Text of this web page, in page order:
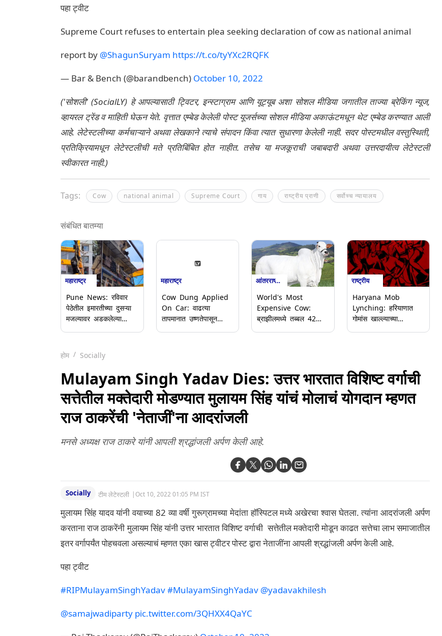
पहा ट्वीट
Supreme Court refuses to entertain plea seeking declaration of cow as national animal
report by @ShagunSuryam https://t.co/tyYXc2RQFK
— Bar & Bench (@barandbench) October 10, 2022
('सोशली' (SocialLY) हे आपल्यासाठी ट्विटर, इन्स्टाग्राम आणि यूट्यूब अशा सोशल मीडिया जगातील ताज्या ब्रेकिंग न्यूज,
व्हायरल ट्रेंड व माहिती घेऊन येते. वृत्तात एम्बेड केलेली पोस्ट यूजर्सच्या सोशल मीडिया अकाऊंटमधून थेट एम्बेड करण्यात आली
आहे. लेटेस्टलीच्या कर्मचाऱ्याने अथवा लेखकाने त्याचे संपादन किंवा त्यात सुधारणा केलेली नाही. सदर पोस्टमधील वस्तुस्थिती,
प्रतिक्रियामधून लेटेस्टलीची मते प्रतिबिंबित होत नाहीत. तसेच या मजकूराची जबाबदारी अथवा उत्तरदायीत्व लेटेस्टली
स्वीकारत नाही.)
Tags: Cow national animal Supreme Court गाय राष्ट्रीय प्राणी सर्वोच्च न्यायालय
संबंधित बातम्या
महाराष्ट्र
Pune News: रविवार
पेठेतील इमारतीच्या दुसऱ्या
मजल्यावर अडकलेल्या
महाराष्ट्र
Cow Dung Applied
On Car: वाढत्या
तापमानात उष्णतेपासून
आंतरराष्ट्रीय
World's Most
Expensive Cow:
ब्राझीलमध्ये तब्बल 42
राष्ट्रीय
Haryana Mob
Lynching: हरियाणात
गोमांस खाल्ल्याच्या
होम Socially
Mulayam Singh Yadav Dies: उत्तर भारतात विशिष्ट वर्गाची
सत्तेतील मक्तेदारी मोडण्यात मुलायम सिंह यांचं मोलाचं योगदान म्हणत
राज ठाकरेंची 'नेताजीं'ना आदरांजली
मनसे अध्यक्ष राज ठाकरे यांनी आपली श्रद्धांजली अर्पण केली आहे.
Socially टीम लेटेस्टली | Oct 10, 2022 01:05 PM IST
मुलायम सिंह यादव यांनी वयाच्या 82 व्या वर्षी गुरूग्रामच्या मेदांता हॉस्पिटल मध्ये अखेरचा श्वास घेतला. त्यांना आदरांजली अर्पण
करताना राज ठाकरेंनी मुलायम सिंह यांनी उत्तर भारतात विशिष्ट वर्गाची सत्तेतील मक्तेदारी मोडून काढत सत्तेचा लाभ समाजातील
इतर वर्गापर्यंत पोहचवला असल्याचं म्हणत एका खास ट्वीटर पोस्ट द्वारा नेताजींना आपली श्रद्धांजली अर्पण केली आहे.
पहा ट्वीट
#RIPMulayamSinghYadav#MulayamSinghYadav @yadavakhilesh
@samajwadiparty pic.twitter.com/3QHXX4QaYC